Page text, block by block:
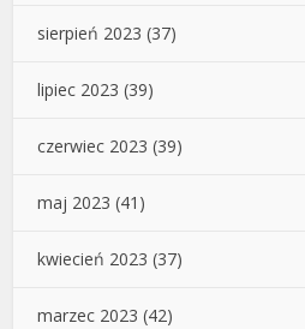
sierpień 2023 (37)
lipiec 2023 (39)
czerwiec 2023 (39)
maj 2023 (41)
kwiecień 2023 (37)
marzec 2023 (42)